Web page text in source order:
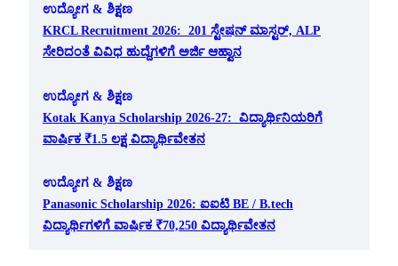
ಉದ್ಯೋಗ & ಶಿಕ್ಷಣ
KRCL Recruitment 2026: 201 ಸ್ಟೇಷನ್ ಮಾಸ್ಟರ್, ALP
ಸೇರಿದಂತೆ ವಿವಿಧ ಹುದ್ದೆಗಳಿಗೆ ಅರ್ಜಿ ಆಹ್ವಾನ
ಉದ್ಯೋಗ & ಶಿಕ್ಷಣ
Kotak Kanya Scholarship 2026-27: ವಿದ್ಯಾರ್ಥಿನಿಯರಿಗೆ
ವಾರ್ಷಿಕ ₹1.5 ಲಕ್ಷ ವಿದ್ಯಾರ್ಥಿವೇತನ
ಉದ್ಯೋಗ & ಶಿಕ್ಷಣ
Panasonic Scholarship 2026: ಐಐಟಿ BE / B.tech
ವಿದ್ಯಾರ್ಥಿಗಳಿಗೆ ವಾರ್ಷಿಕ ₹70,250 ವಿದ್ಯಾರ್ಥಿವೇತನ